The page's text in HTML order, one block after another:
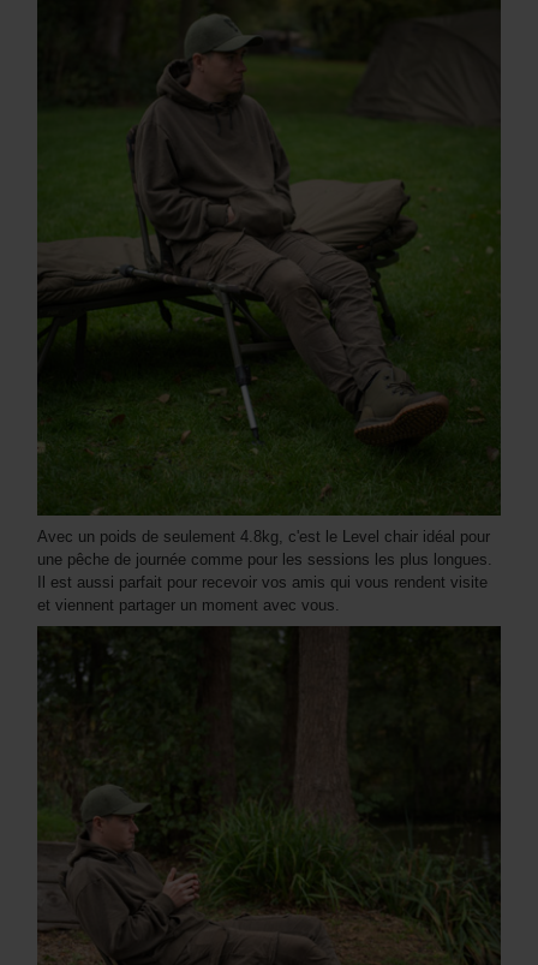
Avec un poids de seulement 4.8kg, c'est le Level chair idéal pour
une pêche de journée comme pour les sessions les plus longues.
Il est aussi parfait pour recevoir vos amis qui vous rendent visite
et viennent partager un moment avec vous.